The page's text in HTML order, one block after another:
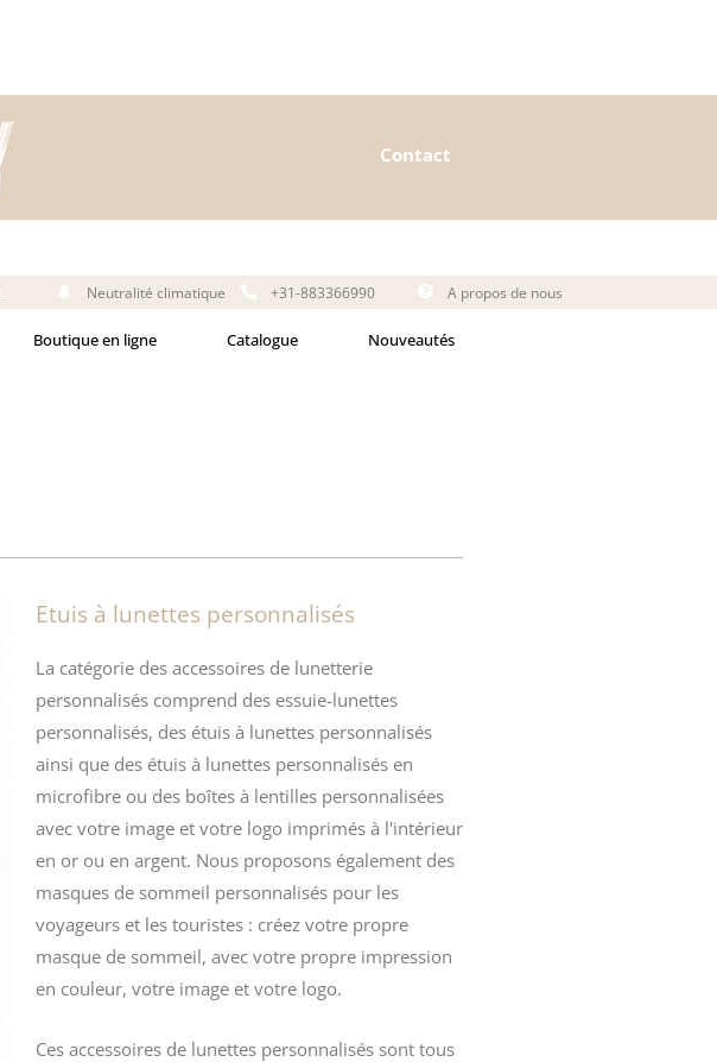
Contact
Neutralité climatique +31-883366990 A propos de nous
Boutique en ligne Catalogue Nouveautés
Etuis à lunettes personnalisés
La catégorie des accessoires de lunetterie
personnalisés comprend des essuie-lunettes
personnalisés, des étuis à lunettespersonnalisés
ainsi que des étuis à lunettes personnalisés en
microfibre ou des boîtes à lentillespersonnalisées
avec votre image et votre logo imprimés à l'intérieur
en or ou en argent. Nous proposons également des
masques de sommeil personnalisés pour les
voyageurs et les touristes : créez votre propre
masque de sommeil, avec votre propre impression
en couleur, votre image et votre logo.
Ces accessoires de lunettes personnalisés sont tous